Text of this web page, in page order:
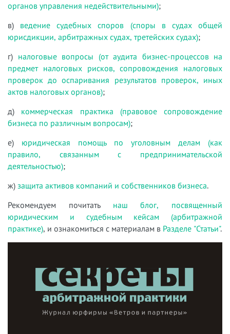
органов управления недействительными);
в) ведение судебных споров (споры в судах общей
юрисдикции, арбитражных судах, третейских судах);
г) налоговые вопросы (от аудита бизнес-процессов на
предмет налоговых рисков, сопровождения налоговых
проверок до оспаривания результатов проверок, иных
актов налоговых органов);
д) коммерческая практика (правовое сопровождение
бизнеса по различным вопросам);
е) юридическая помощь по уголовным делам (как
правило, связанным с предпринимательской
деятельностью);
ж) защита активов компаний и собственников бизнеса.
Рекомендуем почитать наш блог, посвященный
юридическим и судебным кейсам (арбитражной
практике), и ознакомиться с материалам в Разделе "Статьи".